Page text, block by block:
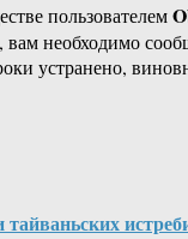
пользователем
необходимо
устранено,